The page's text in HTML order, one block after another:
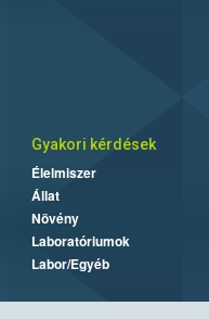
Gyakori kérdések
Élelmiszer
Állat
Növény
Laboratóriumok
Labor/Egyéb